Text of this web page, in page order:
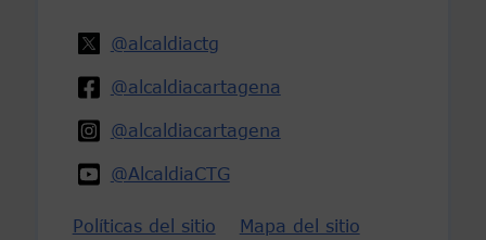
@alcaldiactg
@alcaldiacartagena
@alcaldiacartagena
@AlcaldiaCTG
Políticas del sitio
Mapa del sitio